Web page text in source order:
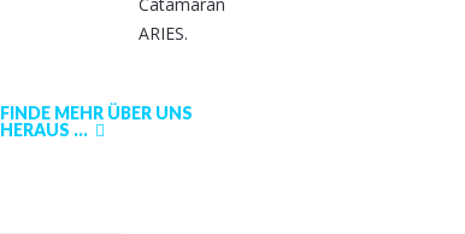
ARIES.
FINDE MEHR ÜBER UNS
HERAUS ...